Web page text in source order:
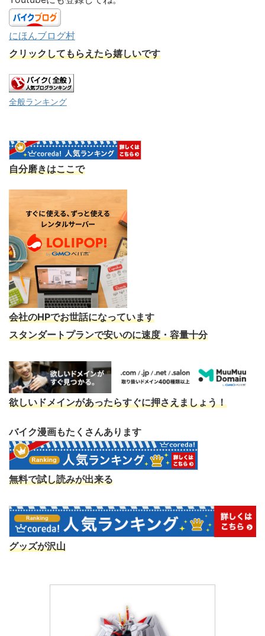
にほんブログ村
クリックしてもらえたら嬉しいです
全般ランキング
自分磨きはここで
会社のHPでお世話になっています
スタンダートプランで安いのに速度・容量十分
欲しいドメインがあったらすぐに押さえましょう！
バイク漫画もたくさんあります
無料で試し読みが出来る
グッズが沢山